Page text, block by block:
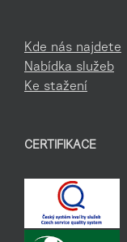
Kde nás najdete
Nabídka služeb
Ke stažení
CERTIFIKACE